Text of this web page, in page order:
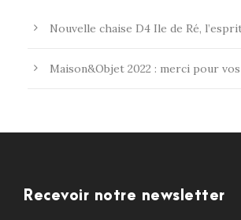
Nouvelle chaise D4 Ile de Ré,
Maison&Objet 2022 : merci pour
Recevoir notre newsletter